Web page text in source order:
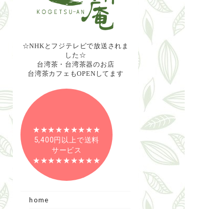
☆NHKとフジテレビで放送されま
した☆
台湾茶・台湾茶器のお店
台湾茶カフェもOPENしてます
★★★★★★★★★
5,400円以上で送料
サービス
★★★★★★★★★
home